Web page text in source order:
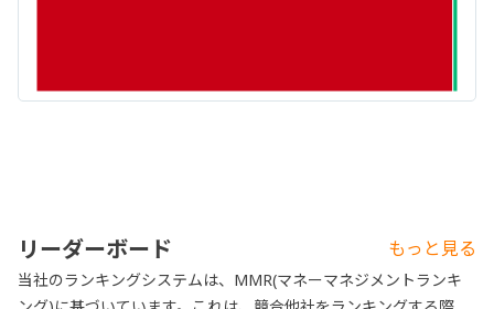
リーダーボード もっと見る
当社のランキングシステムは、MMR(マネーマネジメントランキ